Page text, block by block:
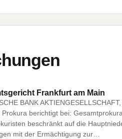
Frankfurt am Main
BANK
berichtigt bei:
beschränkt auf die
mit der Ermächtigung zur…